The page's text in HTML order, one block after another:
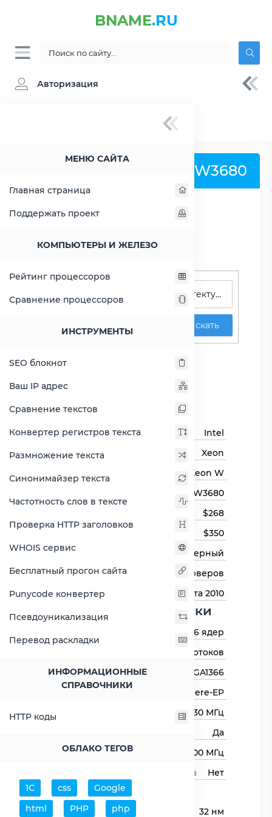
BNAME.RU
Авторизация
МЕНЮ САЙТА
Главная страница
Поддержать проект
КОМПЬЮТЕРЫ И ЖЕЛЕЗО
Рейтинг процессоров
Сравнение процессоров
ИНСТРУМЕНТЫ
SEO блокнот
Ваш IP адрес
Сравнение текстов
Конвертер регистров текста
Размножение текста
Синонимайзер текста
Частотность слов в тексте
Проверка HTTP заголовков
WHOIS сервис
Бесплатный прогон сайта
Punycode конвертер
Псевдоуникализация
Перевод раскладки
ИНФОРМАЦИОННЫЕ
СПРАВОЧНИКИ
HTTP коды
ОБЛАКО ТЕГОВ
1С css
Google
html
PHP
php
» Процессор Intel Xeon W3680 -
Процессор Intel Xeon W3680
РАСШИРИТЬ СЛЕВА
Искать
Xeon W3680
Сравнить Xeon W3680
Основная информация
Бренд
Intel
Семейство процессоров
Xeon
Линейка процессора
Xeon W
W3680
$268
Цена на момент выхода
$350
Тип процессора
Серверный
Назначение
Для серверов
Дата выхода
16 марта 2010
Основные харктеристики
6 ядер
12 потоков
Сокет (разъём)
LGA1366
Westmere-EP
Базовая частота
3330 МГц
Да
Максимальная частота
3600 МГц
Свободный множитель процессора
Нет
Процессор
Технологический процесс
32 нм